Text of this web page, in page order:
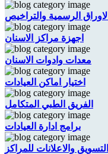
الاوراق الرسمية والتراخيص
اجهزة مراكز الاسنان
معدات وادوات الاسنان
اختيار اماكن العيادات
الفريق الطبي المتكامل
برامج ادارة العيادات
التسويق والاعلانات للمراكز